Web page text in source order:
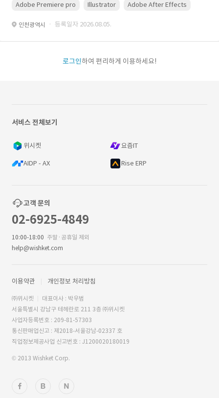
Adobe Premiere pro Illustrator Adobe After Effects
인천광역시 · 등록일자 2026.08.05.
로그인하여 편리하게 이용하세요!
서비스 전체보기
위시켓 요즘IT
AIDP - AX Rise ERP
고객 문의
02-6925-4849
10:00-18:00 주말·공휴일 제외
help@wishket.com
이용약관 개인정보 처리방침
㈜위시켓
대표이사 : 박우범
서울특별시 강남구 테헤란로 211 3층 ㈜위시켓
사업자등록번호 : 209-81-57303
통신판매업신고 : 제2018-서울강남-02337 호
직업정보제공사업 신고번호 : J1200020180019
© 2013 Wishket Corp.